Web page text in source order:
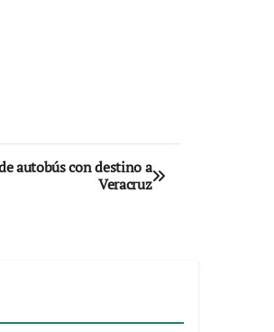
autobús con destino a
Veracruz